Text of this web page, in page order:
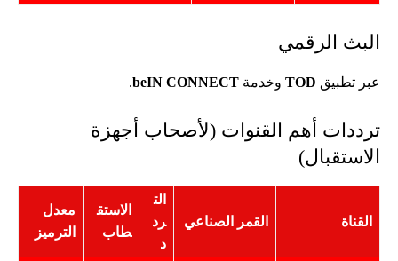
البث الرقمي
عبر تطبيق TOD وخدمة beIN CONNECT
.
ترددات أهم القنوات (لأصحاب أجهزة
الاستقبال)
القناة القمر الصناعي
الت
رد
د
الاستق
طاب
معدل
الترميز